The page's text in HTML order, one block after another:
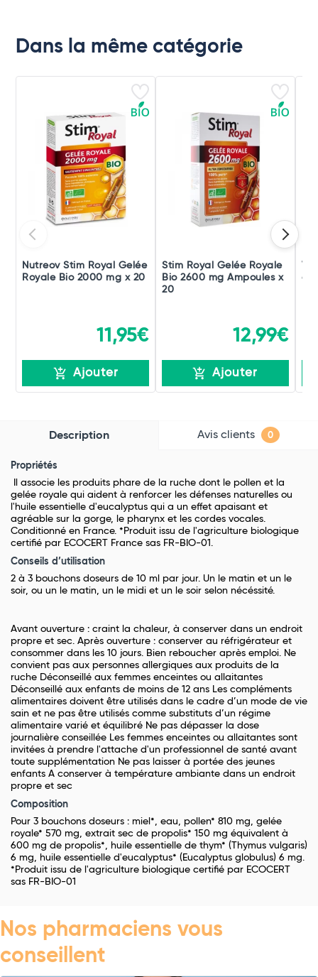
Dans la même catégorie
Nutreov Stim Royal Gelée
Royale Bio 2000 mg x 20
11,95€
Ajouter
Stim Royal Gelée Royale
Bio 2600 mg Ampoules x
20
12,99€
Ajouter
g
Description Avis clients 0
Propriétés
Il associe les produits phare de la ruche dont le pollen et la
gelée royale qui aident à renforcer les défenses naturelles ou
l'huile essentielle d'eucalyptus qui a un effet apaisant et
agréable sur la gorge, le pharynx et les cordes vocales.
Conditionné en France. *Produit issu de l'agriculture biologique
certifié par ECOCERT France sas FR-BIO-01.
Conseils d’utilisation
2 à 3 bouchons doseurs de 10 ml par jour. Un le matin et un le
soir, ou un le matin, un le midi et un le soir selon nécéssité.
Avant ouverture : craint la chaleur, à conserver dans un endroit
propre et sec. Après ouverture : conserver au réfrigérateur et
consommer dans les 10 jours. Bien reboucher après emploi. Ne
convient pas aux personnes allergiques aux produits de la
ruche Déconseillé aux femmes enceintes ou allaitantes
Déconseillé aux enfants de moins de 12 ans Les compléments
alimentaires doivent être utilisés dans le cadre d’un mode de vie
sain et ne pas être utilisés comme substituts d’un régime
alimentaire varié et équilibré Ne pas dépasser la dose
journalière conseillée Les femmes enceintes ou allaitantes sont
invitées à prendre l'attache d'un professionnel de santé avant
toute supplémentation Ne pas laisser à portée des jeunes
enfants A conserver à température ambiante dans un endroit
propre et sec
Composition
Pour 3 bouchons doseurs : miel*, eau, pollen* 810 mg, gelée
royale* 570 mg, extrait sec de propolis* 150 mg équivalent à
600 mg de propolis*, huile essentielle de thym* (Thymus vulgaris)
6 mg, huile essentielle d'eucalyptus* (Eucalyptus globulus) 6 mg.
*Produit issu de l'agriculture biologique certifié par ECOCERT
sas FR-BIO-01
Nos pharmaciens vous
conseillent